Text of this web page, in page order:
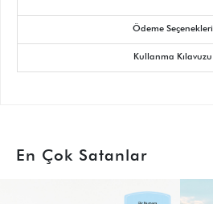
Ödeme Seçenekleri
Kullanma Kılavuzu
En Çok Satanlar